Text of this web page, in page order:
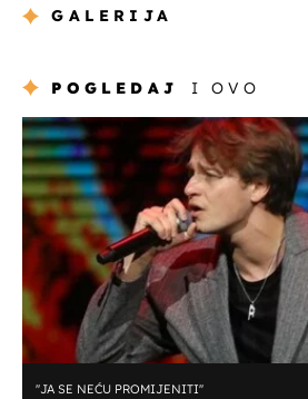
GALERIJA
POGLEDAJ I OVO
''JA SE NEĆU PROMIJENITI''